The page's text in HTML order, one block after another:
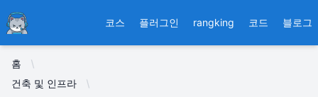
Ducafecat 코스 플러그인 rangking 코드 블로그
홈
건축 및 인프라